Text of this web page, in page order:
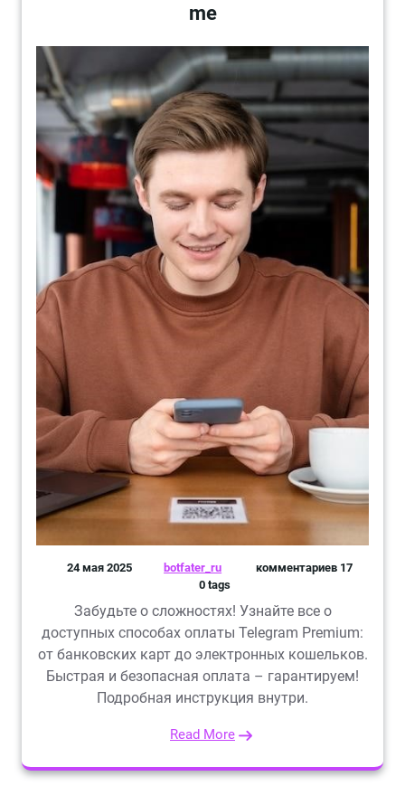
me
24 мая 2025 botfater_ru
комментариев 17
0 tags
Забудьте о сложностях! Узнайте все о
доступных способах оплаты Telegram Premium:
от банковских карт до электронных кошельков.
Быстрая и безопасная оплата – гарантируем!
Подробная инструкция внутри.
Read More